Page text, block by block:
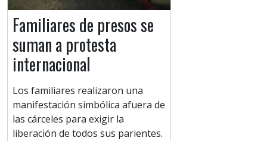
Familiares de presos se
suman a protesta
internacional
Los familiares realizaron una
manifestación simbólica afuera de
las cárceles para exigir la
liberación de todos sus parientes.